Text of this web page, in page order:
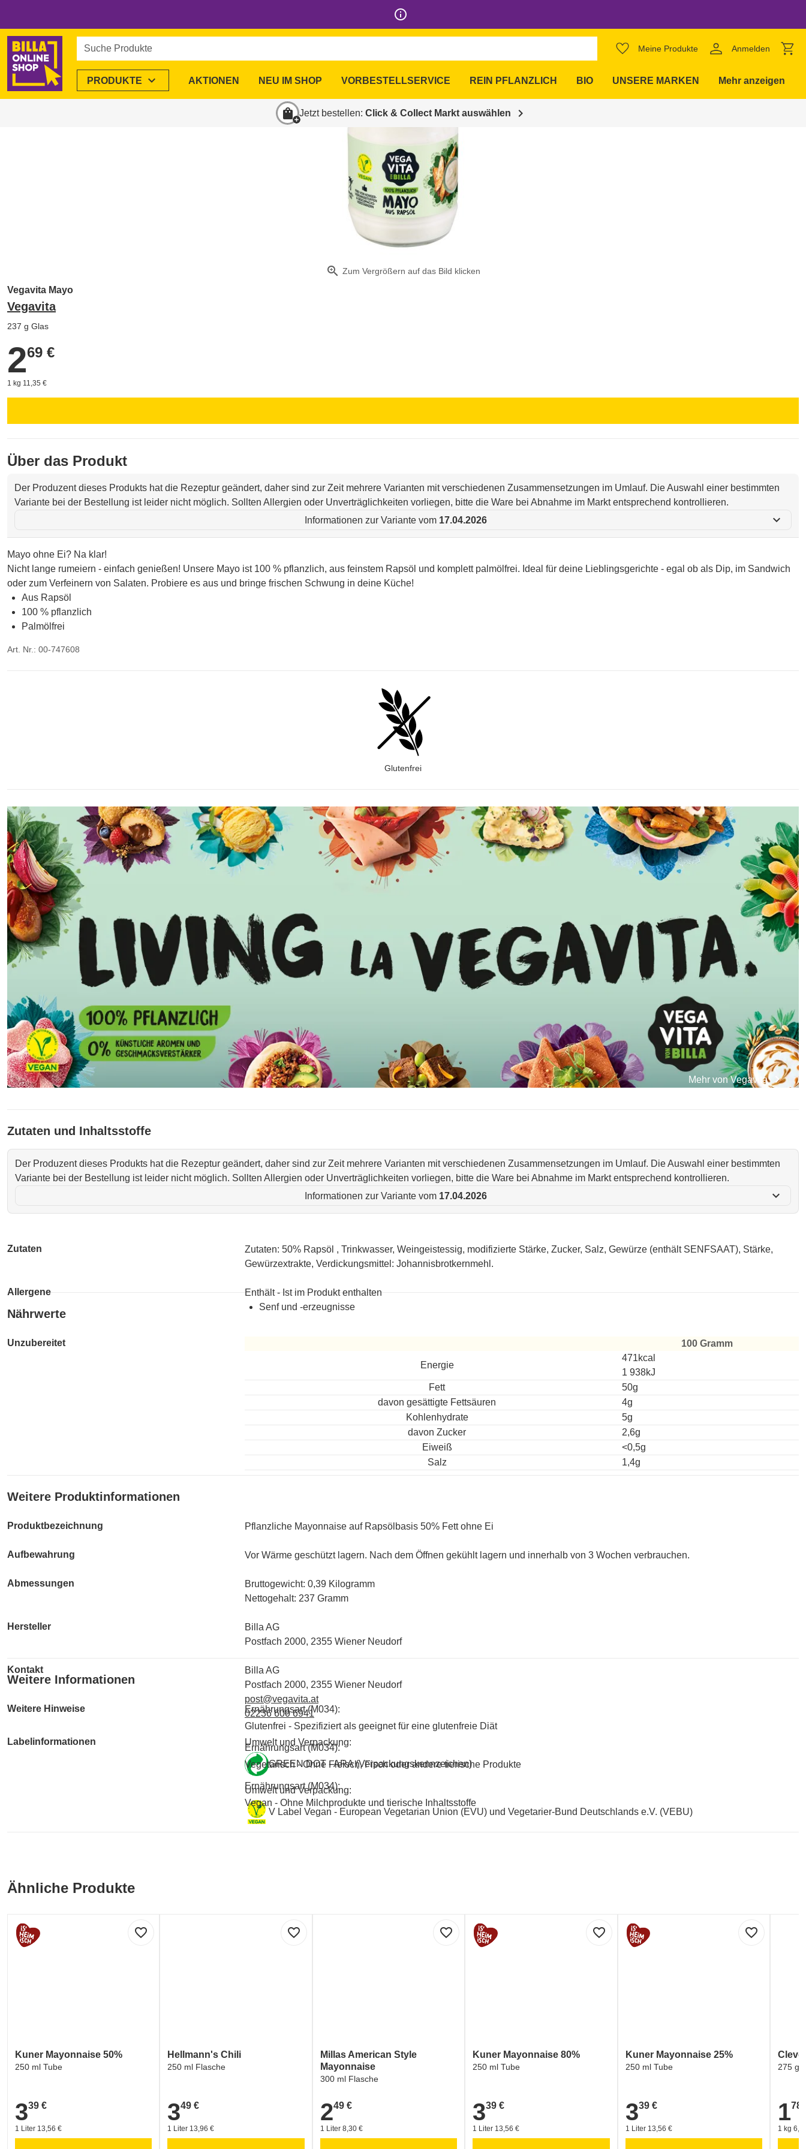
info_outline
Suche Produkte
Meine Produkte Anmelden
PRODUKTE expand_more AKTIONEN NEU IM SHOP VORBESTELLSERVICE REIN PFLANZLICH BIO UNSERE MARKEN Mehr anzeigen
shopping_bag Jetzt bestellen: Click & Collect Markt auswählen chevron_right
favorite_border
zoom_in Zum Vergrößern auf das Bild klicken
Vegavita Mayo
Vegavita
237 g Glas
2,69 €
269 €
1 kg 11,35 €
Über das Produkt
Der Produzent dieses Produkts hat die Rezeptur geändert, daher sind zur Zeit mehrere Varianten mit verschiedenen Zusammensetzungen im Umlauf. Die Auswahl einer bestimmten
Variante bei der Bestellung ist leider nicht möglich. Sollten Allergien oder Unverträglichkeiten vorliegen, bitte die Ware bei Abnahme im Markt entsprechend kontrollieren.
Informationen zur Variante vom 17.04.2026 expand_more
Mayo ohne Ei? Na klar!
Nicht lange rumeiern - einfach genießen! Unsere Mayo ist 100 % pflanzlich, aus feinstem Rapsöl und komplett palmölfrei. Ideal für deine Lieblingsgerichte - egal ob als Dip, im Sandwich
oder zum Verfeinern von Salaten. Probiere es aus und bringe frischen Schwung in deine Küche!
Aus Rapsöl
100 % pflanzlich
Palmölfrei
Art. Nr.: 00-747608
Glutenfrei
Mehr vonVegavita chevron_right
Zutaten und Inhaltsstoffe
Der Produzent dieses Produkts hat die Rezeptur geändert, daher sind zur Zeit mehrere Varianten mit verschiedenen Zusammensetzungen im Umlauf. Die Auswahl einer bestimmten
Variante bei der Bestellung ist leider nicht möglich. Sollten Allergien oder Unverträglichkeiten vorliegen, bitte die Ware bei Abnahme im Markt entsprechend kontrollieren.
Informationen zur Variante vom 17.04.2026 expand_more
Zutaten
Zutaten: 50% Rapsöl , Trinkwasser, Weingeistessig, modifizierte Stärke, Zucker, Salz, Gewürze (enthält SENFSAAT), Stärke,
Gewürzextrakte, Verdickungsmittel: Johannisbrotkernmehl.
Allergene
Enthält - Ist im Produkt enthalten
Senf und -erzeugnisse
Nährwerte
Unzubereitet
100 Gramm
Energie
471kcal
1 938kJ
Fett
50g
davon gesättigte Fettsäuren
4g
Kohlenhydrate
5g
davon Zucker
2,6g
Eiweiß
<0,5g
Salz
1,4g
Weitere Produktinformationen
Produktbezeichnung Pflanzliche Mayonnaise auf Rapsölbasis 50% Fett ohne Ei
Aufbewahrung Vor Wärme geschützt lagern. Nach dem Öffnen gekühlt lagern und innerhalb von 3 Wochen verbrauchen.
Abmessungen
Bruttogewicht: 0,39 Kilogramm
Nettogehalt: 237 Gramm
Hersteller
Billa AG
Postfach 2000, 2355 Wiener Neudorf
Kontakt
Billa AG
Postfach 2000, 2355 Wiener Neudorf
post@vegavita.at
02236 600 6941
Labelinformationen Umwelt und Verpackung:
GREEN DOT - ARA (Verpackungskennzeichen)
Umwelt und Verpackung:
V Label Vegan - European Vegetarian Union (EVU) und Vegetarier-Bund Deutschlands e.V. (VEBU)
Weitere Informationen
Weitere Hinweise
Ernährungsart (M034):
Glutenfrei - Spezifiziert als geeignet für eine glutenfreie Diät
Ernährungsart (M034):
Vegetarisch - Ohne Fleisch, Fisch oder andere tierische Produkte
Ernährungsart (M034):
Vegan - Ohne Milchprodukte und tierische Inhaltsstoffe
Ähnliche Produkte
favorite_border
Kuner Mayonnaise 50%
250 ml Tube
3,39 €
339 €
1 Liter 13,56 €
favorite_border
Hellmann's Chili
250 ml Flasche
3,49 €
349 €
1 Liter 13,96 €
favorite_border
Millas American Style
Mayonnaise
300 ml Flasche
2,49 €
249 €
1 Liter 8,30 €
favorite_border
Kuner Mayonnaise 80%
250 ml Tube
3,39 €
339 €
1 Liter 13,56 €
favorite_border
Kuner Mayonnaise 25%
250 ml Tube
3,39 €
339 €
1 Liter 13,56 €
275 g
1,78 €
178
1 kg